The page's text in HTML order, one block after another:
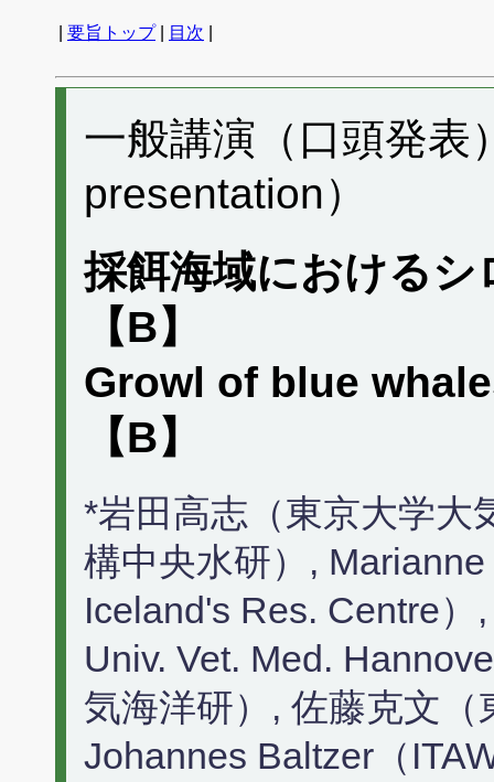
要旨トップ| 目次
一般講演（口頭発
presentation）
採餌海域における
【B】
Growl of blue
【B】
*岩田高志（東京大学大
構中央水研）,
Iceland's Res. Centre）
Univ. Vet. Med.
気海洋研）, 佐藤克文
Johannes Baltzer（